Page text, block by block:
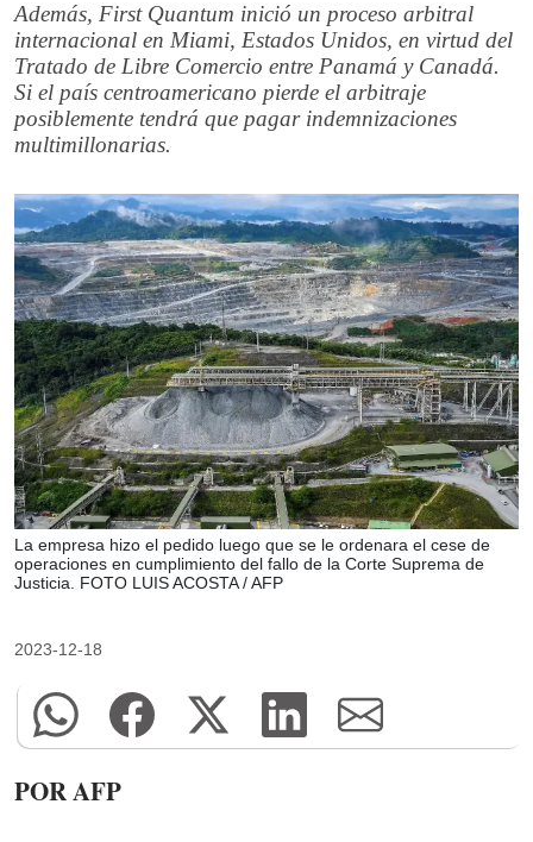
Además, First Quantum inició un proceso arbitral
internacional en Miami, Estados Unidos, en virtud del
Tratado de Libre Comercio entre Panamá y Canadá.
Si el país centroamericano pierde el arbitraje
posiblemente tendrá que pagar indemnizaciones
multimillonarias.
La empresa hizo el pedido luego que se le ordenara el cese de
operaciones en cumplimiento del fallo de la Corte Suprema de
Justicia. FOTO LUIS ACOSTA / AFP
2023-12-18
POR AFP